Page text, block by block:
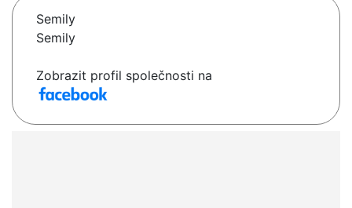
Semily
Semily
Zobrazit profil společnosti na